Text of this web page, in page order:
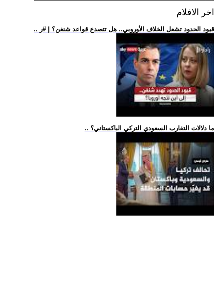
اخر الافلام
.. قيود الحدود تشعل الخلاف الأوروبي.. هل تتصدع قواعد شنغن؟ | #ر
.. ما دلالات التقارب السعودي التركي الباكستاني؟